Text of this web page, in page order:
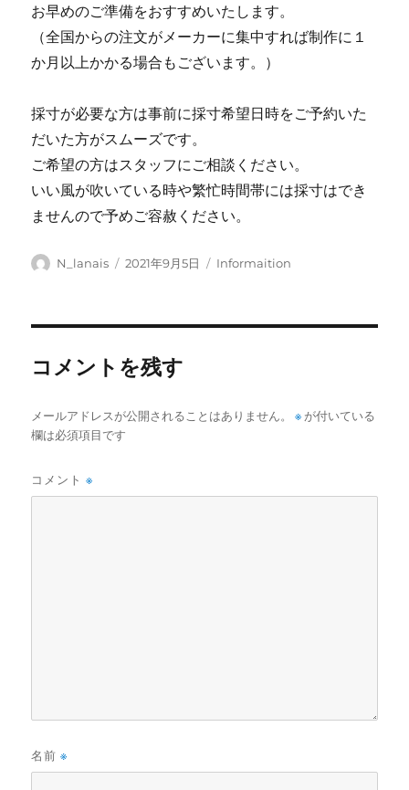
お早めのご準備をおすすめいたします。
（全国からの注文がメーカーに集中すれば制作に１
か月以上かかる場合もございます。）
採寸が必要な方は事前に採寸希望日時をご予約いた
だいた方がスムーズです。
ご希望の方はスタッフにご相談ください。
いい風が吹いている時や繁忙時間帯には採寸はでき
ませんので予めご容赦ください。
投
N_lanais
投
2021年9月5日
カ
Informaition
コメントを残す
メールアドレスが公開されることはありません。 ※ が付いている
欄は必須項目です
コメント※
名前※